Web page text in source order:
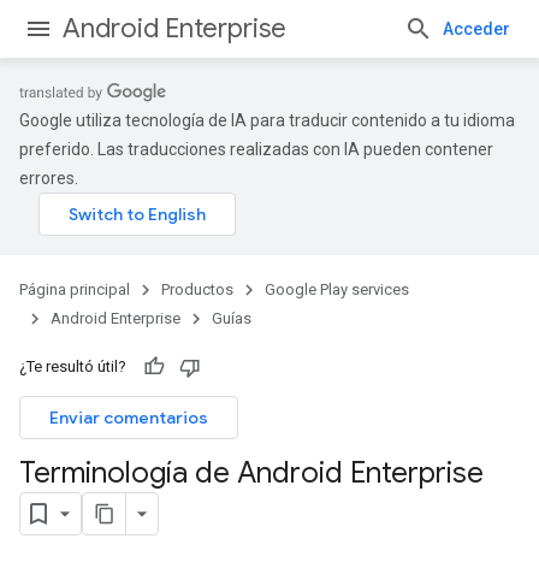
Android Enterprise Acceder
Google utiliza tecnología de IA para traducir contenido a tu idioma
preferido. Las traducciones realizadas con IA pueden contener
errores.
Página principal Productos
Google Play services
Android Enterprise
Guías
¿Te resultó útil?
Enviar comentarios
Terminología de Android Enterprise